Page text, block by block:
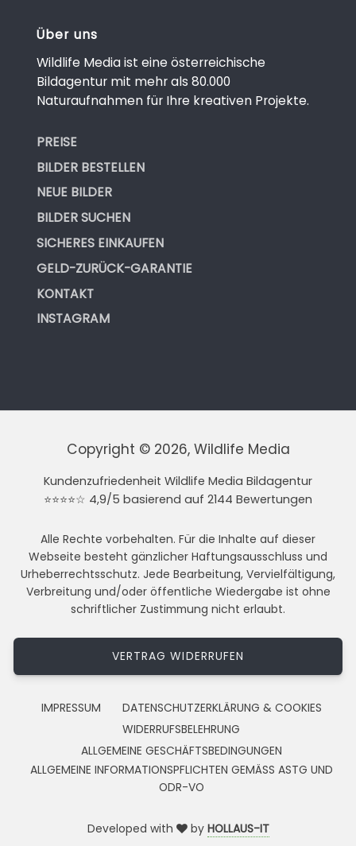
Über uns
Wildlife Media ist eine österreichische
Bildagentur mit mehr als 80.000
Naturaufnahmen für Ihre kreativen Projekte.
PREISE
BILDER BESTELLEN
NEUE BILDER
BILDER SUCHEN
SICHERES EINKAUFEN
GELD-ZURÜCK-GARANTIE
KONTAKT
INSTAGRAM
Copyright © 2026, Wildlife Media
Kundenzufriedenheit Wildlife Media Bildagentur
⭐⭐⭐⭐☆ 4,9/5 basierend auf 2144 Bewertungen
Alle Rechte vorbehalten. Für die Inhalte auf dieser
Webseite besteht gänzlicher Haftungsausschluss und
Urheberrechtsschutz. Jede Bearbeitung, Vervielfältigung,
Verbreitung und/oder öffentliche Wiedergabe ist ohne
schriftlicher Zustimmung nicht erlaubt.
VERTRAG WIDERRUFEN
IMPRESSUM
DATENSCHUTZERKLÄRUNG & COOKIES
WIDERRUFSBELEHRUNG
ALLGEMEINE GESCHÄFTSBEDINGUNGEN
ALLGEMEINE INFORMATIONSPFLICHTEN GEMÄSS ASTG UND
ODR-VO
Developed with by HOLLAUS-IT